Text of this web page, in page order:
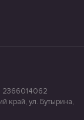
край, ул. Бутырина,